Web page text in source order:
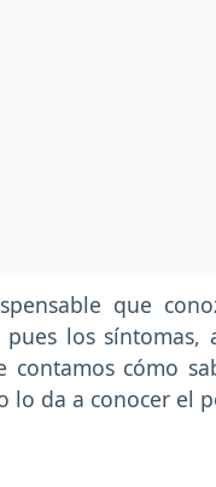
que
los síntomas,
contamos cómo
lo da a conocer el